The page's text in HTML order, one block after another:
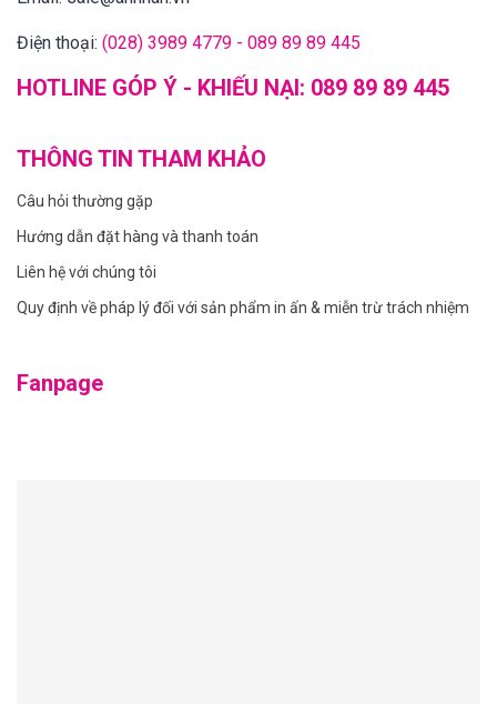
Điện thoại: (028) 3989 4779 - 089 89 89 445
HOTLINE GÓP Ý - KHIẾU NẠI: 089 89 89 445
THÔNG TIN THAM KHẢO
Câu hỏi thường gặp
Hướng dẫn đặt hàng và thanh toán
Liên hệ với chúng tôi
Quy định về pháp lý đối với sản phẩm in ấn & miễn trừ trách nhiệm
Fanpage